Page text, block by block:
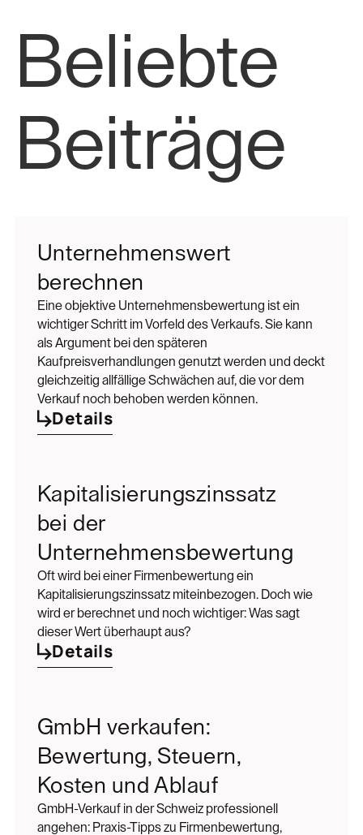
Beliebte
Beiträge
Unternehmenswert
berechnen
Eine objektive Unternehmensbewertung ist ein
wichtiger Schritt im Vorfeld des Verkaufs. Sie kann
als Argument bei den späteren
Kaufpreisverhandlungen genutzt werden und deckt
gleichzeitig allfällige Schwächen auf, die vor dem
Verkauf noch behoben werden können.
Details
Kapitalisierungszinssatz
bei der
Unternehmensbewertung
Oft wird bei einer Firmenbewertung ein
Kapitalisierungszinssatz miteinbezogen. Doch wie
wird er berechnet und noch wichtiger: Was sagt
dieser Wert überhaupt aus?
Details
GmbH verkaufen:
Bewertung, Steuern,
Kosten und Ablauf
GmbH-Verkauf in der Schweiz professionell
angehen: Praxis-Tipps zu Firmenbewertung,